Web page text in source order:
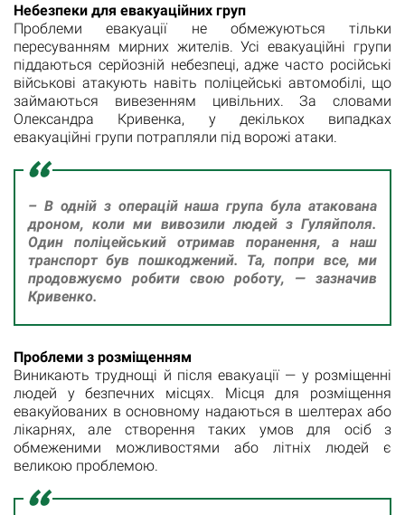
Небезпеки для евакуаційних груп
Проблеми евакуації не обмежуються тільки
пересуванням мирних жителів. Усі евакуаційні групи
піддаються серйозній небезпеці, адже часто російські
військові атакують навіть поліцейські автомобілі, що
займаються вивезенням цивільних. За словами
Олександра Кривенка, у декількох випадках
евакуаційні групи потрапляли під ворожі атаки.
– В одній з операцій наша група була атакована
дроном, коли ми вивозили людей з Гуляйполя.
Один поліцейський отримав поранення, а наш
транспорт був пошкоджений. Та, попри все, ми
продовжуємо робити свою роботу, — зазначив
Кривенко.
Проблеми з розміщенням
Виникають труднощі й після евакуації — у розміщенні
людей у безпечних місцях. Місця для розміщення
евакуйованих в основному надаються в шелтерах або
лікарнях, але створення таких умов для осіб з
обмеженими можливостями або літніх людей є
великою проблемою.